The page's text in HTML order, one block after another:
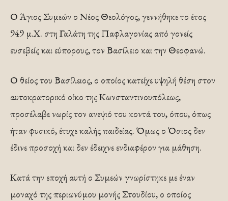
Ο Άγιος Συμεών ο Νέος Θεολόγος, γεννήθηκε το έτος
949 μ.Χ. στη Γαλάτη της Παφλαγονίας από γονείς
ευσεβείς και εύπορους, τον Βασίλειο και την Θεοφανώ.
Ο θείος του Βασίλειος, ο οποίος κατείχε υψηλή θέση στον
αυτοκρατορικό οίκο της Κωνσταντινουπόλεως,
προσέλαβε νωρίς τον ανεψιό του κοντά του, όπου, όπως
ήταν φυσικό, έτυχε καλής παιδείας. Όμως ο Όσιος δεν
έδινε προσοχή και δεν έδειχνε ενδιαφέρον για μάθηση.
Κατά την εποχή αυτή ο Συμεών γνωρίστηκε με έναν
μοναχό της περιωνύμου μονής Στουδίου, ο οποίος